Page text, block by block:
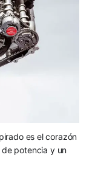
es el corazón
potencia y un